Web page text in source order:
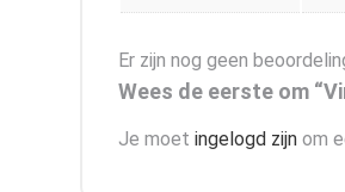
Er zijn nog geen
Wees de eerste om
Je moet ingelogd zijn om